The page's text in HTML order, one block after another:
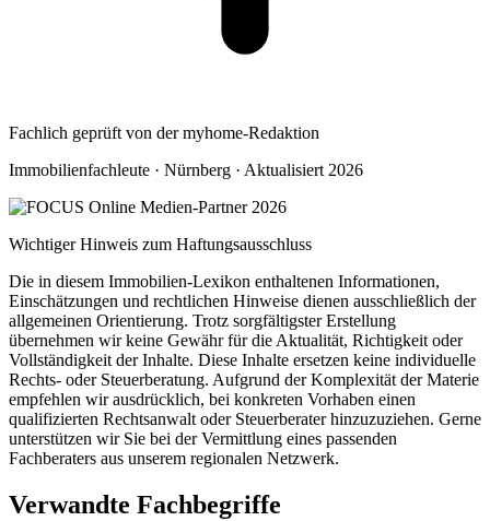
Fachlich geprüft von der myhome-Redaktion
Immobilienfachleute · Nürnberg · Aktualisiert 2026
Wichtiger Hinweis zum Haftungsausschluss
Die in diesem Immobilien-Lexikon enthaltenen Informationen,
Einschätzungen und rechtlichen Hinweise dienen ausschließlich der
allgemeinen Orientierung. Trotz sorgfältigster Erstellung
übernehmen wir keine Gewähr für die Aktualität, Richtigkeit oder
Vollständigkeit der Inhalte. Diese Inhalte ersetzen keine individuelle
Rechts- oder Steuerberatung. Aufgrund der Komplexität der Materie
empfehlen wir ausdrücklich, bei konkreten Vorhaben einen
qualifizierten Rechtsanwalt oder Steuerberater hinzuzuziehen. Gerne
unterstützen wir Sie bei der Vermittlung eines passenden
Fachberaters aus unserem regionalen Netzwerk.
Verwandte Fachbegriffe